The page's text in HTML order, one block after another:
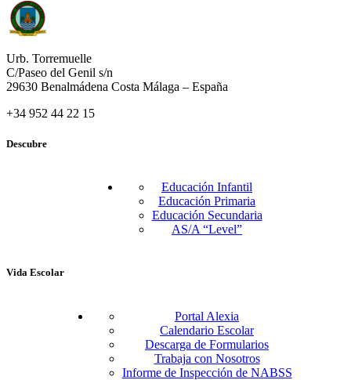
Urb. Torremuelle
C/Paseo del Genil s/n
29630 Benalmádena Costa Málaga – España
+34 952 44 22 15
Descubre
Educación Infantil
Educación Primaria
Educación Secundaria
AS/A “Level”
Vida Escolar
Portal Alexia
Calendario Escolar
Descarga de Formularios
Trabaja con Nosotros
Informe de Inspección de NABSS